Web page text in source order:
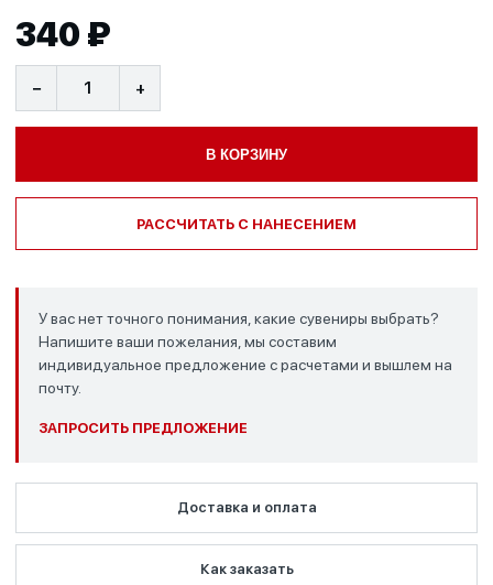
340 ₽
− +
В КОРЗИНУ
РАССЧИТАТЬ С НАНЕСЕНИЕМ
У вас нет точного понимания, какие сувениры выбрать?
Напишите ваши пожелания, мы составим
индивидуальное предложение с расчетами и вышлем на
почту.
ЗАПРОСИТЬ ПРЕДЛОЖЕНИЕ
Доставка и оплата
Как заказать